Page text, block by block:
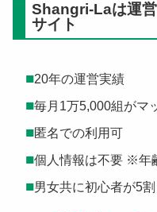
Shangri-Laは運
サイト
■20年の運営実績
■毎月1万5,000組がマ
■匿名での利用可
■個人情報は不要 ※年
■男女共に初心者が5割